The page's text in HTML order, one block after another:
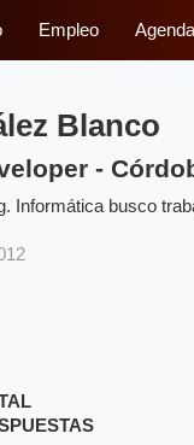
Empleo Agenda
Blanco
-
Informática busco